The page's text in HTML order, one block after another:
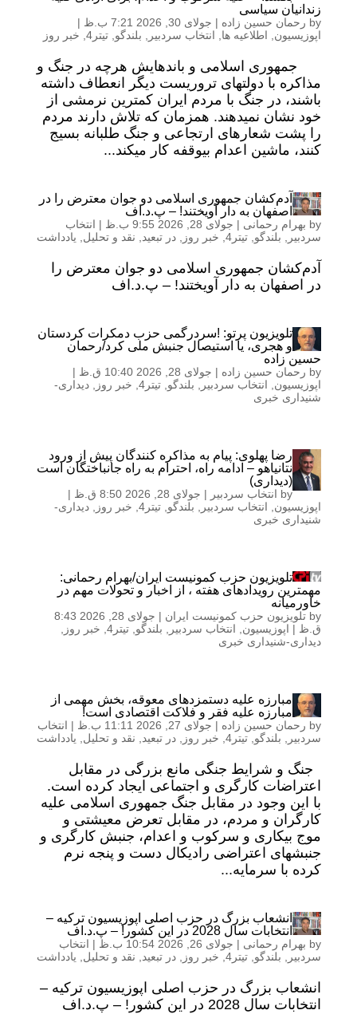
زندانیان سیاسی
by رحمان حسین زاده | جولای 30, 2026 7:21 ب.ظ
|
اپوزیسیون
اطلاعیه ها انتخاب سردبیر بلندگو تیتر4 , خبر روز
جمهوری اسلامی و باندهایش هرچه در جنگ و
مذاکره با دولتهای تروریست دیگر انعطاف داشته
باشند، در جنگ با مردم ایران کمترین نرمشی از
خود نشان نمیدهند. همزمان که تلاش دارند مردم
را پشت شعارهای ارتجاعی و جنگ طلبانه بسیج
کنند، ماشین اعدام بیوقفه کار میکند...
آدم‌کشان جمهوری اسلامی دو جوان معترض را در
اصفهان به دار آویختند! – پ.د.اف
by بهرام رحمانی | جولای 28, 2026 9:55 ب.ظ | انتخاب
سردبیر
بلندگو تیتر4 , خبر روز در تبعید نقد و تحلیل یادداشت
آدم‌کشان جمهوری اسلامی دو جوان معترض را
در اصفهان به دار آویختند! – پ.د.اف
تلویزیون پرتو: !سردرگمی حزب دمکرات کردستان
و هجری، یا استیصال جنبش ملی کرد/رحمان
حسین زاده
by رحمان حسین زاده | جولای 28, 2026 10:40 ق.ظ
|
اپوزیسیون
انتخاب سردبیر بلندگو تیتر4 , خبر روز
دیداری-
شنیداری خبری
رضا پهلوی: پیام به مذاکره کنندگان پیش از ورود
نتانیاهو – ادامه راه، احترام به راه جانباختگان است
(دیداری)
by انتخاب سردبیر | جولای 28, 2026 8:50 ق.ظ
|
اپوزیسیون
انتخاب سردبیر بلندگو تیتر4 , خبر روز
دیداری-
شنیداری خبری
تلویزیون حزب کمونیست ایران/بهرام رحمانی:
مهمترین رویدادهای هفته ، از اخبار و تحولات مهم در
خاورمیانه
by تلویزیون حزب کمونیست ایران |
جولای 28, 2026 8:43
ق.ظ | اپوزیسیون انتخاب سردبیر بلندگو تیتر4 , خبر روز
دیداری-شنیداری خبری
مبارزه علیه دستمزدهای معوقه، بخش مهمی از
مبارزه علیه فقر و فلاکت اقتصادی است!
by رحمان حسین زاده | جولای 27, 2026 11:11 ب.ظ | انتخاب
سردبیر
بلندگو تیتر4 , خبر روز در تبعید نقد و تحلیل یادداشت
جنگ و شرایط جنگی مانع بزرگی در مقابل
اعتراضات کارگری و اجتماعی ایجاد کرده است.
با این وجود در مقابل جنگ جمهوری اسلامی علیه
کارگران و مردم، در مقابل تعرض معیشتی و
موج بیکاری و سرکوب و اعدام، جنبش کارگری و
جنبشهای اعتراضی رادیکال دست و پنجه نرم
کرده با سرمایه...
انشعاب بزرگ در حزب اصلی اپوزیسیون ترکیه –
انتخابات سال 2028 در این کشور! – پ.د.اف
by بهرام رحمانی | جولای 26, 2026 10:54 ب.ظ | انتخاب
سردبیر
بلندگو تیتر4 , خبر روز در تبعید نقد و تحلیل یادداشت
انشعاب بزرگ در حزب اصلی اپوزیسیون ترکیه –
انتخابات سال 2028 در این کشور! – پ.د.اف